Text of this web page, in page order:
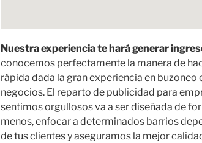
Nuestra experiencia te hará generar
conocemos perfectamente la manera de
rápida dada la gran experiencia en
negocios. El reparto de publicidad para
sentimos orgullosos va a ser diseñada de
menos, enfocar a determinados barrios
de tus clientes y aseguramos la mejor